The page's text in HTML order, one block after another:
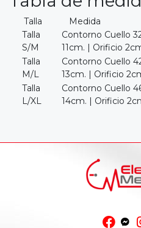
Talla Medida
Talla
S/M
Contorno Cuello
11cm. | Orificio
Talla
M/L
Contorno Cuello
13cm. | Orificio
Talla
L/XL
Contorno Cuello
14cm. | Orificio